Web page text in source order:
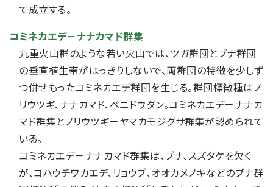
て成立する。
コミネカエデ－ナナカマド群集
九重火山群のような若い火山では、ツガ群団とブナ群団
の垂直植生帯がはっきりしないで、両群団の特徴を少しず
つ併せもったコミネカエデ群団を生じる。群団標徴種はノ
リウツギ、ナナカマド、ベニドウダン。コミネカエデ－ナナカ
マド群集とノリウツギ－ヤマカモジグサ群集が認められて
いる。
コミネカエデ－ナナカマド群集は、ブナ、スズタケを欠く
が、コハウチワカエデ、リョウブ、オオカメノキなどのブナ群